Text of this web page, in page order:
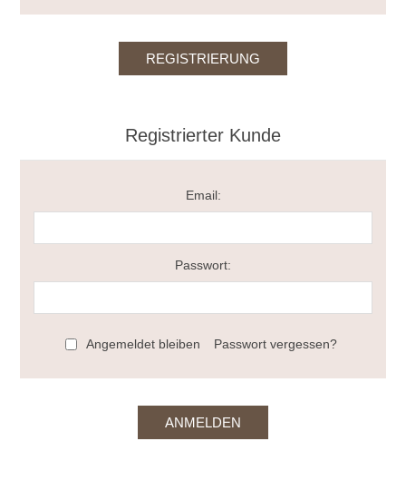
Registrierter Kunde
Email:
Passwort:
Angemeldet bleiben Passwort vergessen?